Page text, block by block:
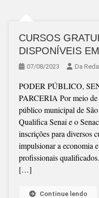
CURSOS
DISPONÍVEIS
07/08/2023 Da
PODER PÚBLICO,
PARCERIA Por meio de
público municipal de
Qualifica Senai e o
inscrições para diversos
impulsionar a economia
profissionais
[…]
Continue lendo